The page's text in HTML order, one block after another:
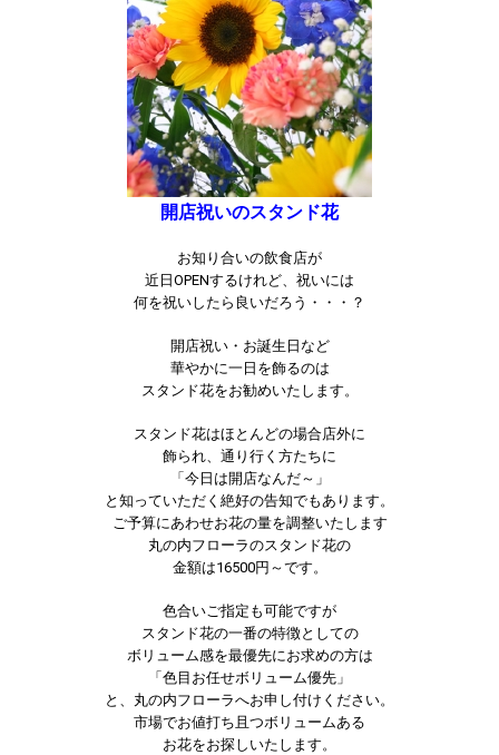
開店祝いのスタンド花
お知り合いの飲食店が
近日OPENするけれど、祝いには
何を祝いしたら良いだろう・・・？
開店祝い・お誕生日など
華やかに一日を飾るのは
スタンド花をお勧めいたします。
スタンド花はほとんどの場合店外に
飾られ、通り行く方たちに
「今日は開店なんだ～」
と知っていただく絶好の告知でもあります。
ご予算にあわせお花の量を調整いたします
丸の内フローラのスタンド花の
金額は16500円～です。
色合いご指定も可能ですが
スタンド花の一番の特徴としての
ボリューム感を最優先にお求めの方は
「色目お任せボリューム優先」
と、丸の内フローラへお申し付けください。
市場でお値打ち且つボリュームある
お花をお探しいたします。